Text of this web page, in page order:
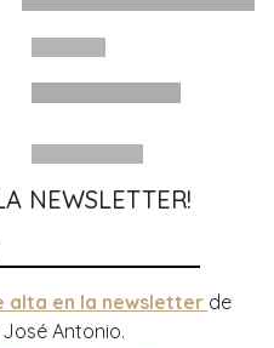
NEWSLETTER!
alta en la newsletter de
Antonio.